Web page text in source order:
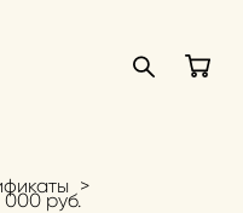
>
000 руб.